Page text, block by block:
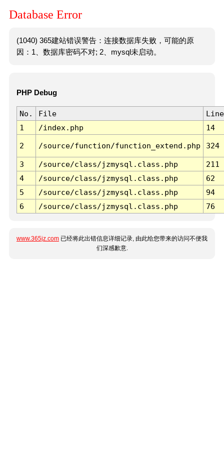
Database Error
(1040) 365建站错误警告：连接数据库失败，可能的原
因：1、数据库密码不对; 2、mysql未启动。
PHP Debug
No. File
Line
1
/index.php 14
2 /source/function/function_extend.php 324
3 /source/class/jzmysql.class.php
211
4
/source/class/jzmysql.class.php
62
5
/source/class/jzmysql.class.php
94
6
/source/class/jzmysql.class.php 76
www.365jz.com 已经将此出错信息详细记录, 由此给您带来的访问不便我
们深感歉意.